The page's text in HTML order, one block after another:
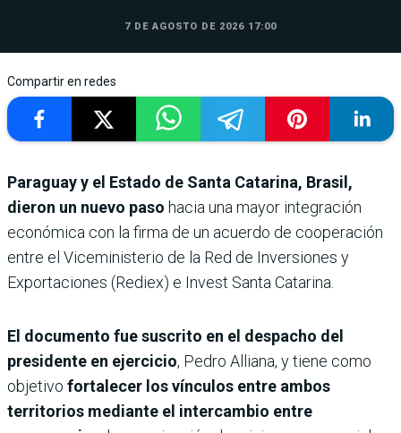
7 DE AGOSTO DE 2026 17:00
Compartir en redes
Paraguay y el Estado de Santa Catarina, Brasil,
dieron un nuevo paso hacia una mayor integración
económica con la firma de un acuerdo de cooperación
entre el Viceministerio de la Red de Inversiones y
Exportaciones (Rediex) e Invest Santa Catarina.
El documento fue suscrito en el despacho del
presidente en ejercicio, Pedro Alliana, y tiene como
objetivo fortalecer los vínculos entre ambos
territorios mediante el intercambio entre